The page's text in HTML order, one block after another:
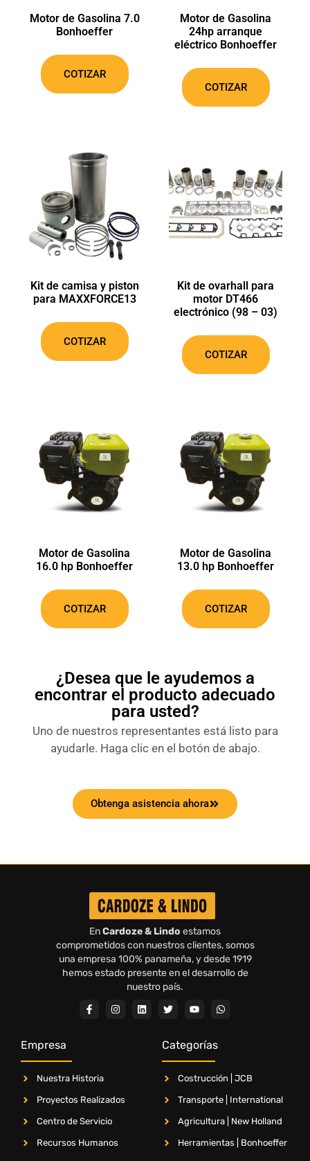
Motor de Gasolina 7.0
Bonhoeffer
COTIZAR
Motor de Gasolina
24hp arranque
eléctrico Bonhoeffer
COTIZAR
Kit de camisa y piston
para MAXXFORCE13
COTIZAR
Kit de ovarhall para
motor DT466
electrónico (98 – 03)
COTIZAR
Motor de Gasolina
16.0 hp Bonhoeffer
COTIZAR
Motor de Gasolina
13.0 hp Bonhoeffer
COTIZAR
¿Desea que le ayudemos a
encontrar el producto adecuado
para usted?
Uno de nuestros representantes está listo para
ayudarle. Haga clic en el botón de abajo.
Obtenga asistencia ahora
EnCardoze & Lindo estamos
comprometidos con nuestros clientes, somos
una empresa 100% panameña, y desde 1919
hemos estado presente en el desarrollo de
nuestro país.
Empresa
Nuestra Historia
Proyectos Realizados
Centro de Servicio
Recursos Humanos
Categorías
Costrucción | JCB
Transporte | International
Agricultura | New Holland
Herramientas | Bonhoeffer
SUSCRÍBETE
Al hacer click en el botón esta aceptando nuestras políticas de privacidad